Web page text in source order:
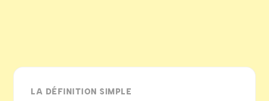
LA DÉFINITION SIMPLE